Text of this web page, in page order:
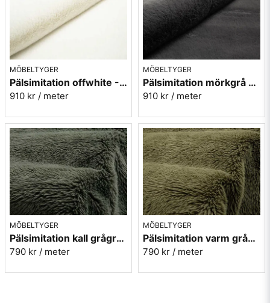
MÖBELTYGER
Pälsimitation offwhite - Bunny
910 kr / meter
MÖBELTYGER
Pälsimitation mörkgrå - Bunny
910 kr / meter
MÖBELTYGER
Pälsimitation kall grågrön - Imagine 355
790 kr / meter
MÖBELTYGER
Pälsimitation varm grågrön - Imagine 356
790 kr / meter